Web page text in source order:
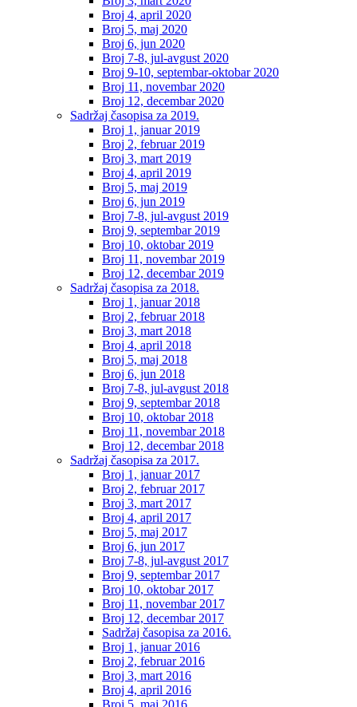
Broj 4, april 2020
Broj 5, maj 2020
Broj 6, jun 2020
Broj 7-8, jul-avgust 2020
Broj 9-10, septembar-oktobar 2020
Broj 11, novembar 2020
Broj 12, decembar 2020
Sadržaj časopisa za 2019.
Broj 1, januar 2019
Broj 2, februar 2019
Broj 3, mart 2019
Broj 4, april 2019
Broj 5, maj 2019
Broj 6, jun 2019
Broj 7-8, jul-avgust 2019
Broj 9, septembar 2019
Broj 10, oktobar 2019
Broj 11, novembar 2019
Broj 12, decembar 2019
Sadržaj časopisa za 2018.
Broj 1, januar 2018
Broj 2, februar 2018
Broj 3, mart 2018
Broj 4, april 2018
Broj 5, maj 2018
Broj 6, jun 2018
Broj 7-8, jul-avgust 2018
Broj 9, septembar 2018
Broj 10, oktobar 2018
Broj 11, novembar 2018
Broj 12, decembar 2018
Sadržaj časopisa za 2017.
Broj 1, januar 2017
Broj 2, februar 2017
Broj 3, mart 2017
Broj 4, april 2017
Broj 5, maj 2017
Broj 6, jun 2017
Broj 7-8, jul-avgust 2017
Broj 9, septembar 2017
Broj 10, oktobar 2017
Broj 11, novembar 2017
Broj 12, decembar 2017
Sadržaj časopisa za 2016.
Broj 1, januar 2016
Broj 2, februar 2016
Broj 3, mart 2016
Broj 4, april 2016
Broj 5, maj 2016